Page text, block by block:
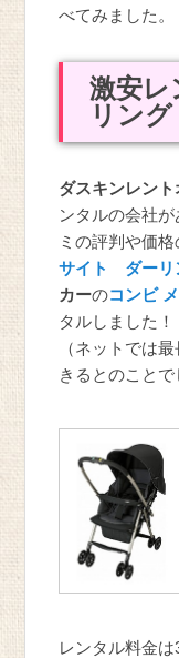
べてみました。
激安
リン
ダスキンレン
ンタルの会社
ミの評判や価
サイト ダー
カーのコンビ
タルしました！
（ネットでは
きるとのことで
レンタル料金